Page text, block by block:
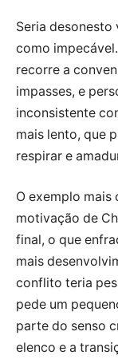
Seria desonesto
como
recorre a
impasses, e
inconsistente
mais lento, que
respirar e
O exemplo
motivação de
final, o que
mais
conflito teria
pede um
parte do senso
elenco e a